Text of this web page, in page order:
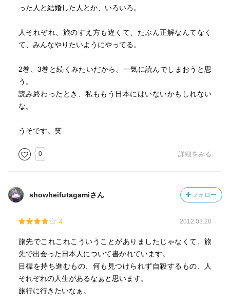
った人と結婚した人とか、いろいろ。
人それぞれ、旅のすえ方も違くて、たぶん正解なんてなく
て、みんなやりたいようにやってる。
2巻、3巻と続くみたいだから、一気に読んでしまおうと思
う。
読み終わったとき、私ももう日本にはいないかもしれない
な。
うそです。笑
0 詳細をみる
showheifutagamiさん フォロー
4 2012.03.20
旅先でこれこれこういうことがありましたじゃなくて、旅
先で出会った日本人について書かれています。
目標を持ち進むもの、何も見つけられず自殺するもの、人
それぞれの人生があるなぁと思います。
旅行に行きたいなぁ。